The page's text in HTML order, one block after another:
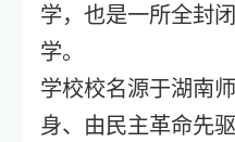
学，也是一所全封
学。
学校校名源于湖南
身、由民主革命先